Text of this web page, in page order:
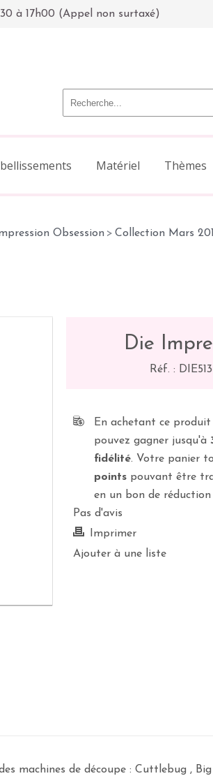
à 17h00 (Appel non surtaxé)
Matériel Thèmes
Obsession > Collection Mars
Die
Réf. :
En achetant ce produit
pouvez gagner jusqu'à
fidélité. Votre panier
points pouvant être
en un bon de réduction
Pas d'avis
Imprimer
Ajouter à une liste
machines de découpe : Cuttlebug ,